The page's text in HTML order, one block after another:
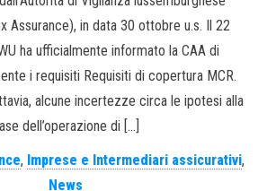
Assurance), in data 30 ottobre u.s. Il 22
ha ufficialmente informato la CAA di
i requisiti Requisiti di copertura MCR.
alcune incertezze circa le ipotesi alla
dell’operazione di […]
, Imprese e Intermediari assicurativi,
News